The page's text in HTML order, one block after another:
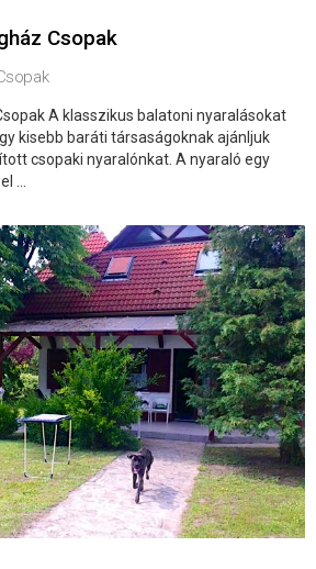
Csopak
A klasszikus balatoni nyaralásokat
kisebb baráti társaságoknak ajánljuk
csopaki nyaralónkat. A nyaraló egy
...